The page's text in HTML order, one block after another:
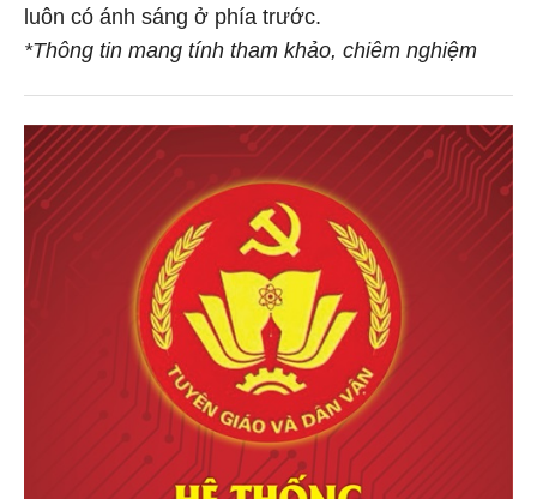
luôn có ánh sáng ở phía trước.
*Thông tin mang tính tham khảo, chiêm nghiệm